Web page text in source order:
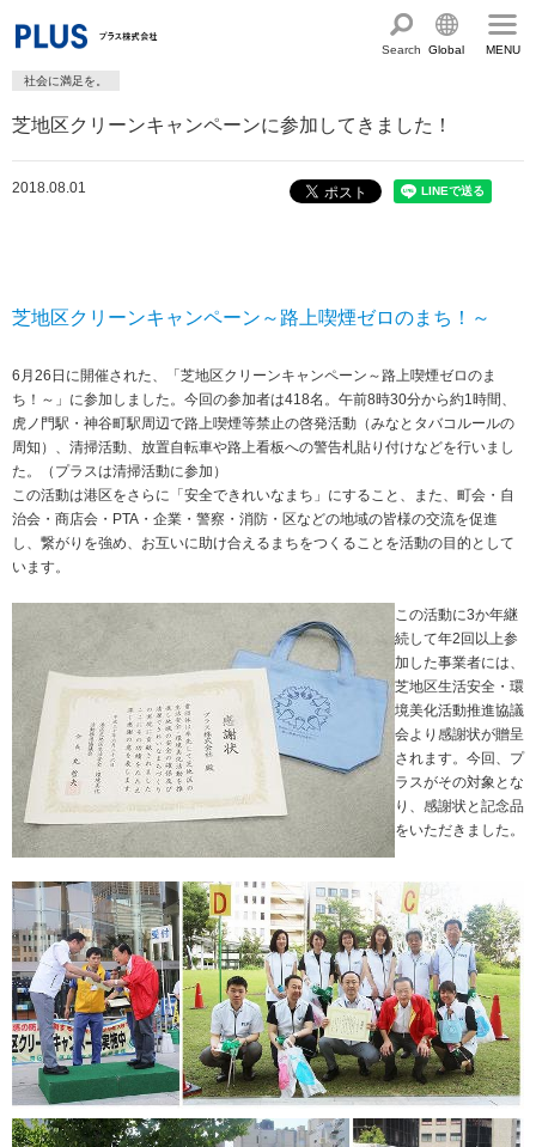
Search Global MENU
閉じる
コーポレート・ガバナンス
人権の尊重
主な規程・方針、認証取得状況
私たちのアクション
「文具の環境配慮」への挑戦
「地域に根ざした学校づくり」への挑戦
これが私の社会最適
マテリアリティ
プラスグループのマテリアリティ
社会に満足を。
地球環境に満足を。
強くしなやかな組織を築く。
サステナビリティ関連データ
数字でわかるプラスグループ
閉じる
国内外拠点一覧
沿革・年代別トピックス
電子公告・決算公告
採用
ニュースリリース
カタログ・サポート
閉じる
カタログ TOP
オフィス家具サイト サポートページ
文具・事務用品サイト サポートページ
ミーティングツールサイト サポートページ
お問い合わせ
アクセス
企業TOP
オフィス空間・家具
流通
閉じる
社会に満足を。
芝地区クリーンキャンペーンに参加してきました！
2018.08.01
芝地区クリーンキャンペーン～路上喫煙ゼロのまち！～
6月26日に開催された、「芝地区クリーンキャンペーン～路上喫煙ゼロのま
ち！～」に参加しました。今回の参加者は418名。午前8時30分から約1時間、
虎ノ門駅・神谷町駅周辺で路上喫煙等禁止の啓発活動（みなとタバコルールの
周知）、清掃活動、放置自転車や路上看板への警告札貼り付けなどを行いまし
た。（プラスは清掃活動に参加）
この活動は港区をさらに「安全できれいなまち」にすること、また、町会・自
治会・商店会・PTA・企業・警察・消防・区などの地域の皆様の交流を促進
し、繋がりを強め、お互いに助け合えるまちをつくることを活動の目的として
います。
この活動に3か年継
続して年2回以上参
加した事業者には、
芝地区生活安全・環
境美化活動推進協議
会より感謝状が贈呈
されます。今回、プ
ラスがその対象とな
り、感謝状と記念品
をいただきました。